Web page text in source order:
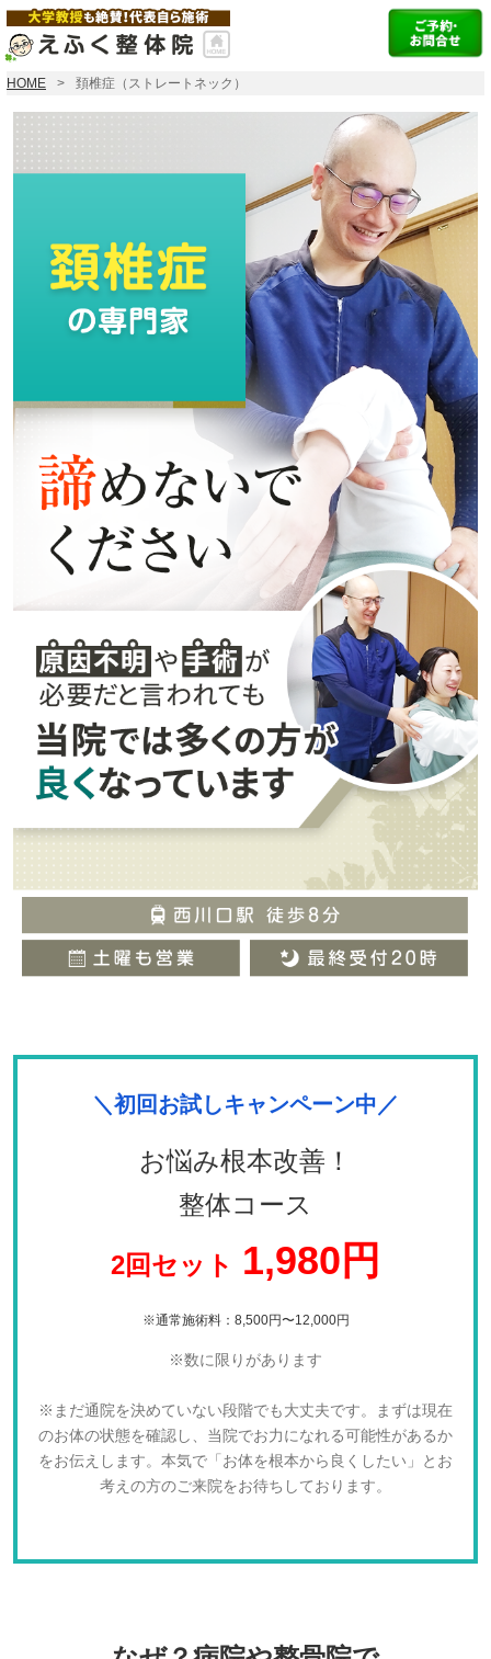
HOME 頚椎症（ストレートネック）
＼初回お試しキャンペーン中／
お悩み根本改善！
整体コース
2回セット 1,980円
※通常施術料：8,500円〜12,000円
※数に限りがあります
※まだ通院を決めていない段階でも大丈夫です。まずは現在
のお体の状態を確認し、当院でお力になれる可能性があるか
をお伝えします。 本気で「お体を根本から良くしたい」とお
考えの方のご来院をお待ちしております。